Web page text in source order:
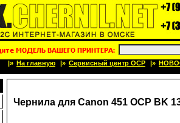
|» На главную |» Сервисный центр OCP |»
Чернила для Canon 451 OCP BK